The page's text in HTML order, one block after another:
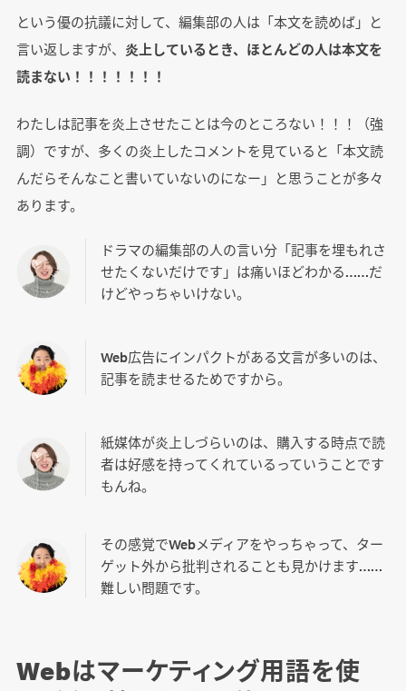
という優の抗議に対して、編集部の人は「本文を読めば」と
言い返しますが、 炎上しているとき、ほとんどの人は本文を
読まない！！！！！！！
わたしは記事を炎上させたことは今のところない！！！（強
調）ですが、多くの炎上したコメントを見ていると「本文読
んだらそんなこと書いていないのになー」と思うことが多々
あります。
ドラマの編集部の人の言い分「記事を埋もれさ
せたくないだけです」は痛いほどわかる……だ
けどやっちゃいけない。
Web広告にインパクトがある文言が多いのは、
記事を読ませるためですから。
紙媒体が炎上しづらいのは、購入する時点で読
者は好感を持ってくれているっていうことです
もんね。
その感覚でWebメディアをやっちゃって、ター
ゲット外から批判されることも見かけます……
難しい問題です。
Webはマーケティング用語を使